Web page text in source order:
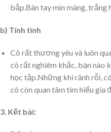
bắp.Bàn tay mịn màng, trắng
b) Tính tình
Cô rất thương yêu và luôn
cô rất nghiêm khắc, bạn nào
học tập.Những khi rãnh rỗi,
cô còn quan tâm tìm hiểu gia
3. Kết bài: